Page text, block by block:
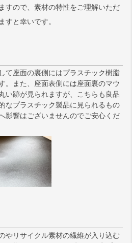
すので、素材の特性をご理解いただ
すと幸いです。
て座面の裏側にはプラスチック樹脂
。また、座面表側には座面裏のマウ
い跡が見られますが、こちらも良品
なプラスチック製品に見られるもの
影響はございませんのでご安心くだ
やリサイクル素材の繊維が入り込む